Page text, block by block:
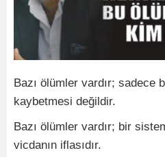
Bazı ölümler vardır; sadece
kaybetmesi değildir.
Bazı ölümler vardır; bir
vicdanın iflasıdır.